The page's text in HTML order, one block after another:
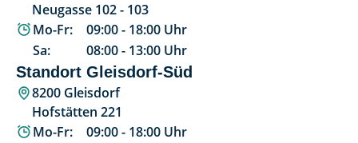
Neugasse 102 - 103
Mo-Fr:
09:00- 18:00 Uhr
Sa:
08:00- 13:00 Uhr
Standort Gleisdorf-Süd
8200 Gleisdorf
Hofstätten 221
Mo-Fr:
09:00- 18:00 Uhr